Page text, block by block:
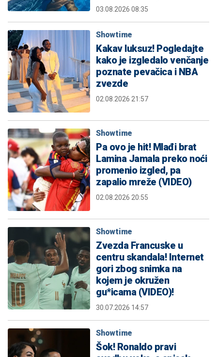
03.08.2026 08:35
Showtime
Kakav luksuz! Pogledajte
kako je izgledalo venčanje
poznate pevačica i NBA
zvezde
02.08.2026 21:57
Showtime
Pa ovo je hit! Mlađi brat
Lamina Jamala preko noći
promenio izgled, pa
zapalio mreže (VIDEO)
02.08.2026 20:55
Showtime
Zvezda Francuske u
centru skandala! Internet
gori zbog snimka na
kojem je okružen
gu*icama (VIDEO)!
30.07.2026 14:57
Showtime
Šok! Ronaldo pravi